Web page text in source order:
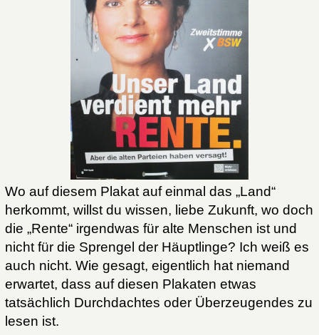
Wo auf diesem Plakat auf einmal das „Land“
herkommt, willst du wissen, liebe Zukunft, wo doch
die „Rente“ irgendwas für alte Menschen ist und
nicht für die Sprengel der Häuptlinge? Ich weiß es
auch nicht. Wie gesagt, eigentlich hat niemand
erwartet, dass auf diesen Plakaten etwas
tatsächlich Durchdachtes oder Überzeugendes zu
lesen ist.